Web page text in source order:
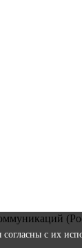
с их